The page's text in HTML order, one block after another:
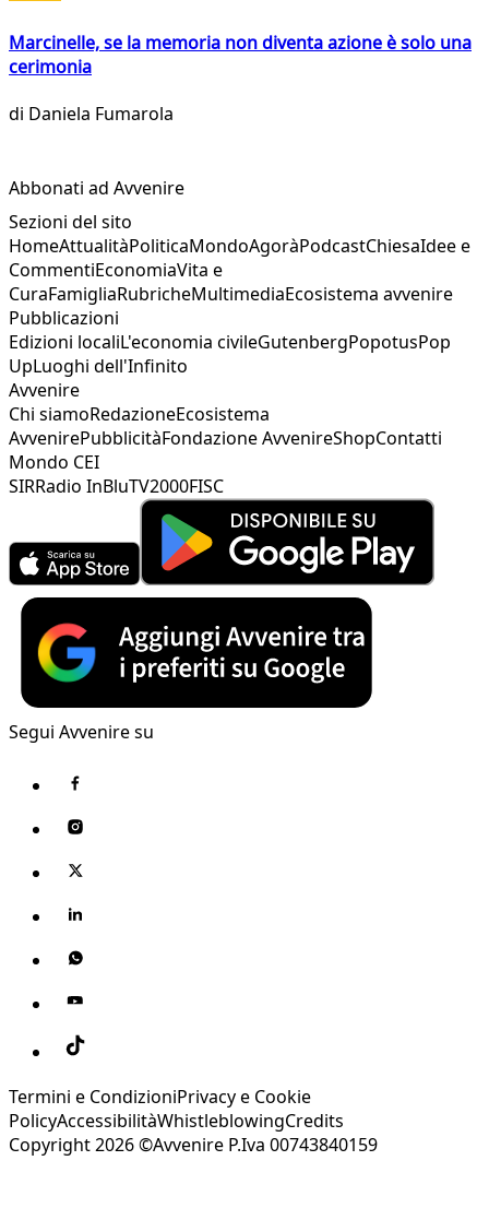
Marcinelle, se la memoria non diventa azione è solo una
cerimonia
di Daniela Fumarola
Abbonati ad Avvenire
Sezioni del sito
HomeAttualitàPoliticaMondoAgoràPodcastChiesaIdee e
CommentiEconomiaVita e
CuraFamigliaRubricheMultimediaEcosistema avvenire
Pubblicazioni
Edizioni localiL'economia civileGutenbergPopotusPop
UpLuoghi dell'Infinito
Avvenire
Chi siamoRedazioneEcosistema
AvvenirePubblicitàFondazione AvvenireShopContatti
Mondo CEI
SIRRadio InBluTV2000FISC
Segui Avvenire su
Termini e CondizioniPrivacy e Cookie
PolicyAccessibilitàWhistleblowingCredits
Copyright 2026 ©Avvenire P.Iva 00743840159